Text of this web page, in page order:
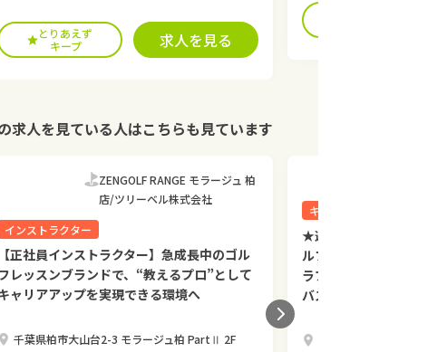
とりあえず
キープ
求人を見る
求人を見ている人はこちらも見ています
ZENGOLF RANGE モラージュ 柏
店/ツリーベル株式会社
インストラクター
【正社員インストラクター】急成長中のゴル
レッスンブランドで、“教えるプロ”として
ャリアアップを実現できる環境へ
千葉県柏市大山台2-3 モラージュ柏 PartⅡ 2F
キャディ
★週4以上勤務できる方
ルフ場よりも稼げる!★
ラブ キャディ 契約社員
バス送迎可能!